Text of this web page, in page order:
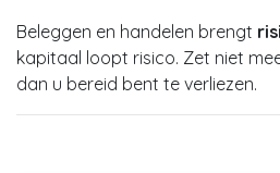
Beleggen en handelen brengt
kapitaal loopt risico. Zet niet
dan u bereid bent te verliezen.